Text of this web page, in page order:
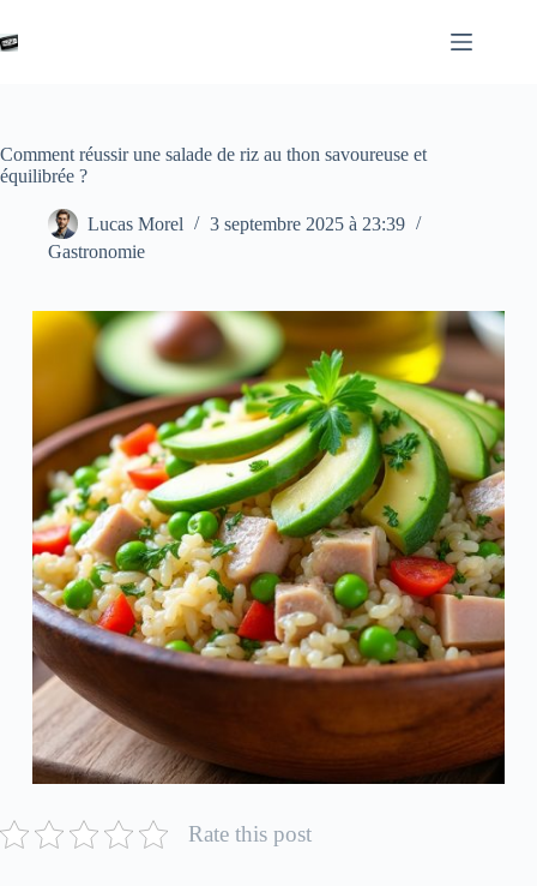
au
contenu
Comment réussir une salade de riz au thon savoureuse et
équilibrée ?
Lucas Morel
3 septembre 2025 à 23:39
Gastronomie
Rate this post